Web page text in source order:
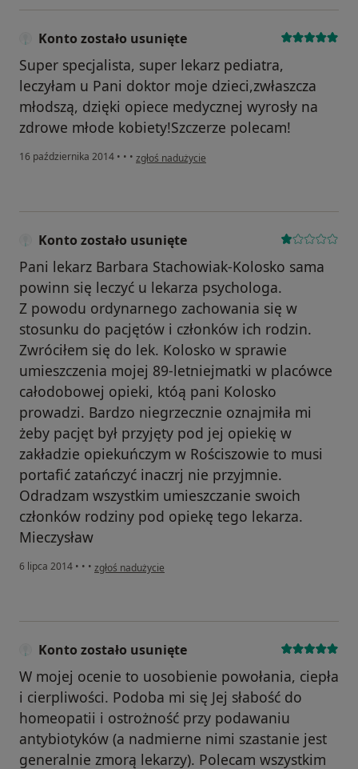
Konto zostało usunięte
Super specjalista, super lekarz pediatra,
leczyłam u Pani doktor moje dzieci,zwłaszcza
młodszą, dzięki opiece medycznej wyrosły na
zdrowe młode kobiety!Szczerze polecam!
16 października 2014 • • • w opinii użytkownika Konto zostało usunięte
zgłoś nadużycie
Konto zostało usunięte
Pani lekarz Barbara Stachowiak-Kolosko sama
powinn się leczyć u lekarza psychologa.
Z powodu ordynarnego zachowania się w
stosunku do pacjętów i członków ich rodzin.
Zwróciłem się do lek. Kolosko w sprawie
umieszczenia mojej 89-letniejmatki w placówce
całodobowej opieki, któą pani Kolosko
prowadzi. Bardzo niegrzecznie oznajmiła mi
żeby pacjęt był przyjęty pod jej opiekię w
zakładzie opiekuńczym w Rościszowie to musi
portafić zatańczyć inaczrj nie przyjmnie.
Odradzam wszystkim umieszczanie swoich
członków rodziny pod opiekę tego lekarza.
Mieczysław
6 lipca 2014 • • • w opinii użytkownika Konto zostało usunięte
zgłoś nadużycie
Konto zostało usunięte
W mojej ocenie to uosobienie powołania, ciepła
i cierpliwości. Podoba mi się Jej słabość do
homeopatii i ostrożność przy podawaniu
antybiotyków (a nadmierne nimi szastanie jest
generalnie zmorą lekarzy). Polecam wszystkim